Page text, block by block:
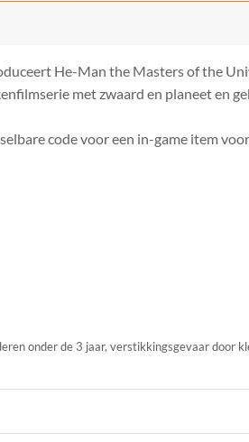
He-Man the Masters of the
met zwaard en planeet en
code voor een in-game item
onder de 3 jaar, verstikkingsgevaar door